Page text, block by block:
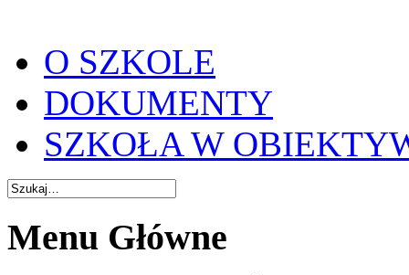
O SZKOLE
DOKUMENTY
SZKOŁA W
Menu Główne